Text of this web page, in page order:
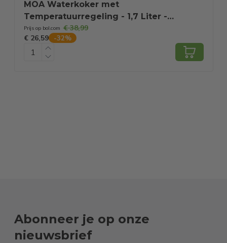
MOA Waterkoker met
Temperatuurregeling - 1,7 Liter -
Dubbelwandig - Warmhoudfunctie -
Elektrische Waterkoker - 2200W - Zwart
Prijs op bol.com € 38,99
€ 26,59
-32%
Abonneer je op onze
nieuwsbrief